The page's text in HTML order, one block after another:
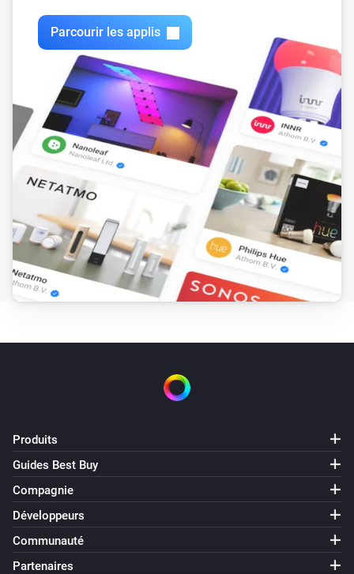
Parcourir les applis
Produits
Guides Best Buy
Compagnie
Développeurs
Communauté
Partenaires